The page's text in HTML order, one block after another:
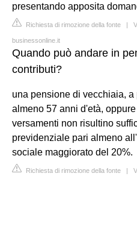
presentando apposita
Richiesta di rimozione della fonte |
businessonline.it
Quando può andare in
contributi?
una pensione di vecchiaia,
almeno 57 anni d'età,
versamenti non risultino
previdenziale pari almeno
sociale maggiorato del 20%.
Richiesta di rimozione della fonte |